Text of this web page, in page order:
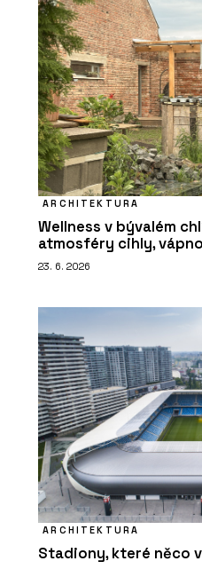
ARCHITEKTURA
Wellness v bývalém
atmosféry cihly,
23. 6. 2026
ARCHITEKTURA
Stadiony, které něco